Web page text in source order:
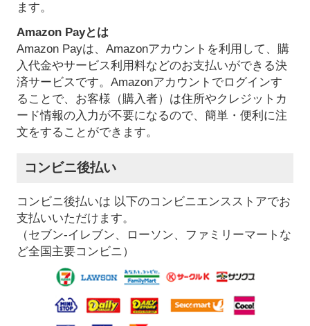
ます。
Amazon Payとは
Amazon Payは、Amazonアカウントを利用して、購
入代金やサービス利用料などのお支払いができる決
済サービスです。Amazonアカウントでログインす
ることで、お客様（購入者）は住所やクレジットカ
ード情報の入力が不要になるので、簡単・便利に注
文をすることができます。
コンビニ後払い
コンビニ後払いは 以下のコンビニエンスストアでお
支払いいただけます。
（セブン-イレブン、ローソン、ファミリーマートな
ど全国主要コンビニ）